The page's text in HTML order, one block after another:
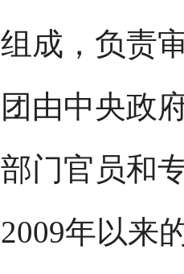
组成，负责
团由中央政
部门官员和
2009年以来